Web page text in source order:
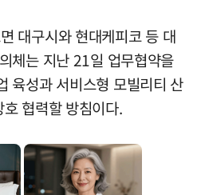
대구시와 현대케피코 등 대
체는 지난 21일 업무협약을
육성과 서비스형 모빌리티 산
협력할 방침이다.